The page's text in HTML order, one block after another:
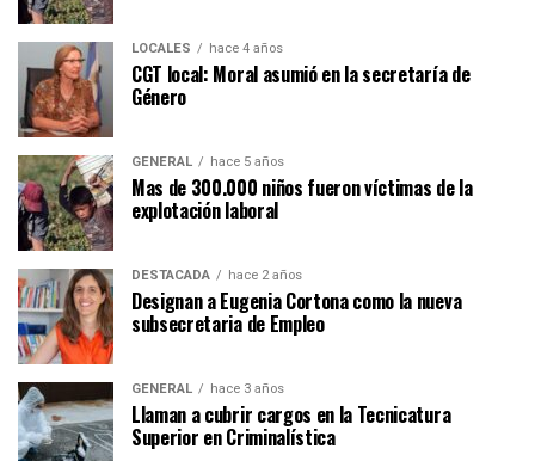
LOCALES hace 4 años
CGT local: Moral asumió en la secretaría de
Género
GENERAL hace 5 años
Mas de 300.000 niños fueron víctimas de la
explotación laboral
DESTACADA hace 2 años
Designan a Eugenia Cortona como la nueva
subsecretaria de Empleo
GENERAL hace 3 años
Llaman a cubrir cargos en la Tecnicatura
Superior en Criminalística